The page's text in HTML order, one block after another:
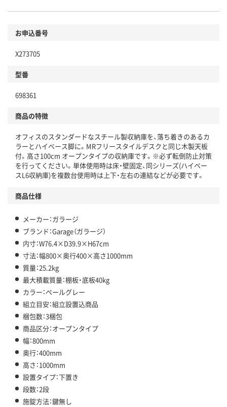
お申込番号
X273705
型番
698361
商品の特徴
オフィスのスタンダードなスチール製収納庫を、落ち着きのあるカ
ラーとハイベース脚に。MRフリースタイルデスクと同じ木製天板
付。高さ100cm オープンタイプの収納庫です。※必ず転倒防止対策
を行ってください。単体使用時は床・壁固定、同シリーズ(ハイベー
スL6収納庫)を複数台使用時は上下・左右の連結などが必要です。
商品仕様
メーカー：ガラージ
ブランド：Garage（ガラージ）
内寸：W76.4×D39.9×H67cm
寸法：幅800×奥行400×高さ1000mm
質量：25.2kg
最大積載質量：棚板・底板40kg
カラー：ペールグレー
組立目安：組立設置込商品
梱包数：3梱包
商品区分：オープンタイプ
幅：800mm
奥行：400mm
高さ：1000mm
設置タイプ：下置き
段数：2段
施錠方法：鍵無し